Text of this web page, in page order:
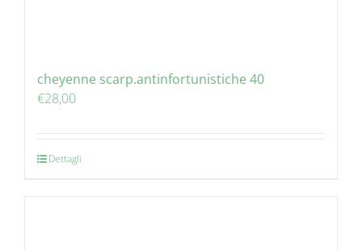
cheyenne scarp.antinfortunistiche 40
€28,00
Dettagli